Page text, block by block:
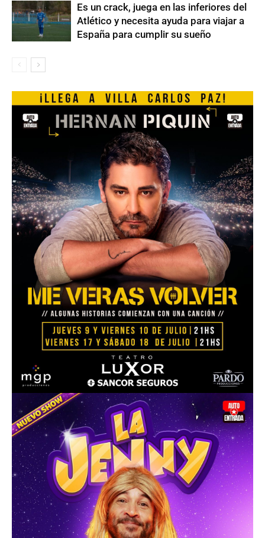
Es un crack, juega en las inferiores del
Atlético y necesita ayuda para viajar a
España para cumplir su sueño